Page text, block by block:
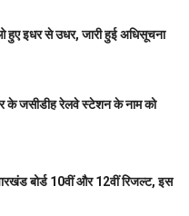
इधर से उधर, जारी हुई अधिसूचना
जसीडीह रेलवे स्टेशन के नाम को
बोर्ड 10वीं और 12वीं रिजल्ट, इस